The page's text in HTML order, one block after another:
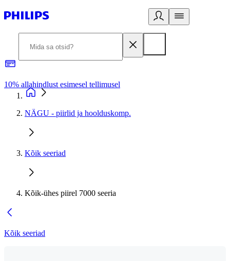
10% allahindlust esimesel tellimusel
NÄGU - piirlid ja hoolduskomp.
Kõik seeriad
Kõik-ühes piirel 7000 seeria
Kõik seeriad